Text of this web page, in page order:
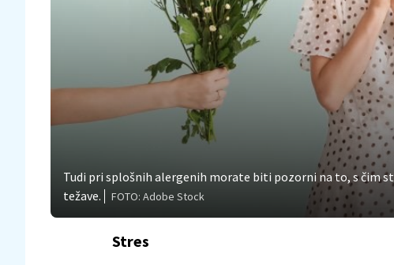
Tudi pri splošnih alergenih morate biti pozorni na to, s čim
težave.
FOTO: Adobe Stock
Stres